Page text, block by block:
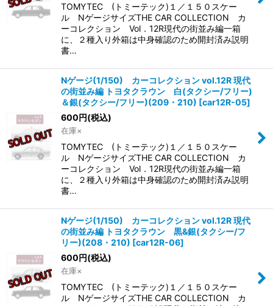
TOMYTEC (トミーテック)１／１５０スケー
ル NゲージサイズTHE CAR COLLECTION カ
ーコレクション Vol．12R現代の街並み編一箱
に、２種入り外箱は中身確認のため開封済み説明
書…
Nゲージ(1/150) カーコレクション vol.12R 現代
の街並み編 トヨタクラウン 白(タクシー/フリー)
＆銀(タクシー/フリー)(209・210) [car12R-05]
600円(税込)
在庫×
TOMYTEC (トミーテック)１／１５０スケー
ル NゲージサイズTHE CAR COLLECTION カ
ーコレクション Vol．12R現代の街並み編一箱
に、２種入り外箱は中身確認のため開封済み説明
書…
Nゲージ(1/150) カーコレクション vol.12R 現代
の街並み編 トヨタクラウン 黒&銀(タクシー/フ
リー)(208・210) [car12R-06]
600円(税込)
在庫×
TOMYTEC (トミーテック)１／１５０スケー
ル NゲージサイズTHE CAR COLLECTION カ